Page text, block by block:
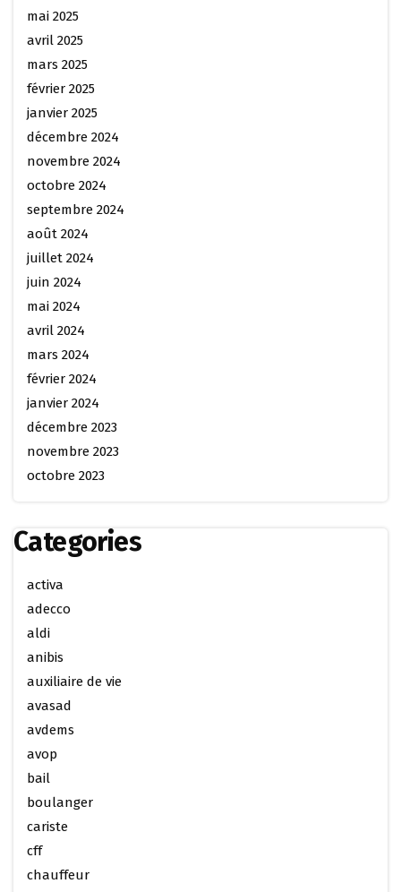
mai 2025
avril 2025
mars 2025
février 2025
janvier 2025
décembre 2024
novembre 2024
octobre 2024
septembre 2024
août 2024
juillet 2024
juin 2024
mai 2024
avril 2024
mars 2024
février 2024
janvier 2024
décembre 2023
novembre 2023
octobre 2023
Categories
activa
adecco
aldi
anibis
auxiliaire de vie
avasad
avdems
avop
bail
boulanger
cariste
cff
chauffeur